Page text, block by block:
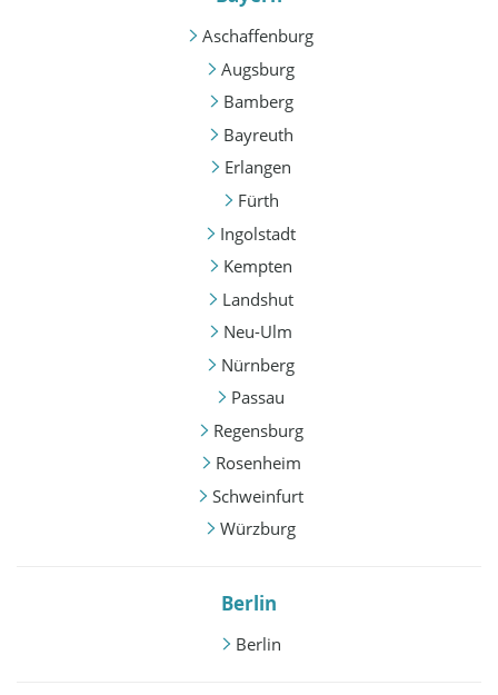
Aschaffenburg
Augsburg
Bamberg
Bayreuth
Erlangen
Fürth
Ingolstadt
Kempten
Landshut
Neu-Ulm
Nürnberg
Passau
Regensburg
Rosenheim
Schweinfurt
Würzburg
Berlin
Berlin